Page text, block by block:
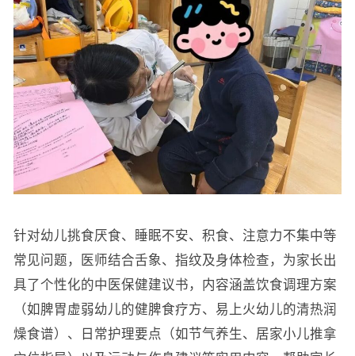
针对幼儿挑食厌食、睡眠不安、积食、注意力不集中等
常见问题，医师结合舌象、指纹及身体检查，为家长出
具了个性化的中医保健建议书，内容涵盖饮食调理方案
（如脾胃虚弱幼儿的健脾食疗方、易上火幼儿的清热润
燥食谱）、日常护理要点（如节气养生、居家小儿推拿